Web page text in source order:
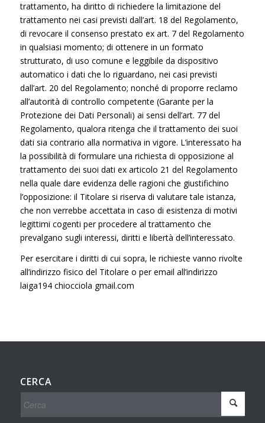
trattamento, ha diritto di richiedere la limitazione del
trattamento nei casi previsti dall’art. 18 del Regolamento,
di revocare il consenso prestato ex art. 7 del Regolamento
in qualsiasi momento; di ottenere in un formato
strutturato, di uso comune e leggibile da dispositivo
automatico i dati che lo riguardano, nei casi previsti
dall’art. 20 del Regolamento; nonché di proporre reclamo
all’autorità di controllo competente (Garante per la
Protezione dei Dati Personali) ai sensi dell’art. 77 del
Regolamento, qualora ritenga che il trattamento dei suoi
dati sia contrario alla normativa in vigore. L’interessato ha
la possibilità di formulare una richiesta di opposizione al
trattamento dei suoi dati ex articolo 21 del Regolamento
nella quale dare evidenza delle ragioni che giustifichino
l’opposizione: il Titolare si riserva di valutare tale istanza,
che non verrebbe accettata in caso di esistenza di motivi
legittimi cogenti per procedere al trattamento che
prevalgano sugli interessi, diritti e libertà dell’interessato.
Per esercitare i diritti di cui sopra, le richieste vanno rivolte
all’indirizzo fisico del Titolare o per email all’indirizzo
laiga194 chiocciola gmail.com
CERCA